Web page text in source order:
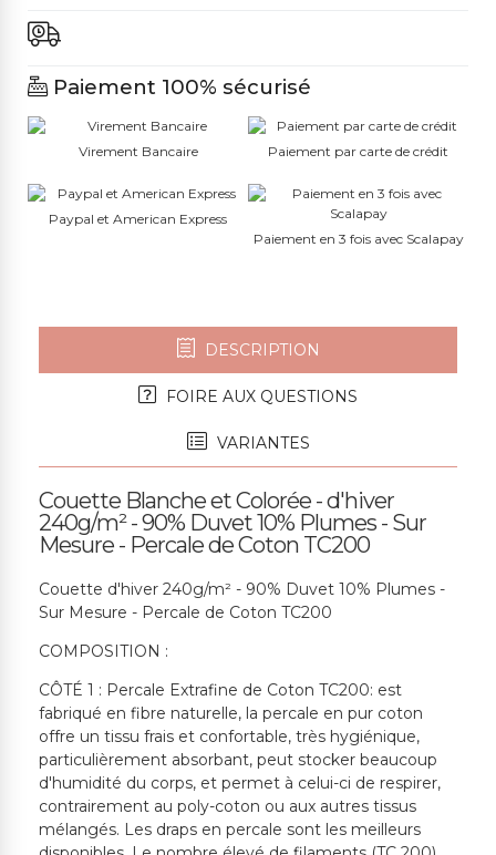
Paiement 100% sécurisé
Virement Bancaire Paiement par carte de crédit
Paypal et American Express
Paiement en 3 fois avec Scalapay
DESCRIPTION
FOIRE AUX QUESTIONS
VARIANTES
Couette Blanche et Colorée - d'hiver
240g/m² - 90% Duvet 10% Plumes - Sur
Mesure - Percale de Coton TC200
Couette d'hiver 240g/m² - 90% Duvet 10% Plumes -
Sur Mesure - Percale de Coton TC200
COMPOSITION :
CÔTÉ 1 : Percale Extrafine de Coton TC200: est
fabriqué en fibre naturelle, la percale en pur coton
offre un tissu frais et confortable, très hygiénique,
particulièrement absorbant, peut stocker beaucoup
d'humidité du corps, et permet à celui-ci de respirer,
contrairement au poly-coton ou aux autres tissus
mélangés. Les draps en percale sont les meilleurs